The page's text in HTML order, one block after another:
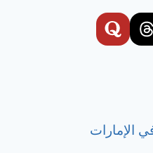
الإمارات